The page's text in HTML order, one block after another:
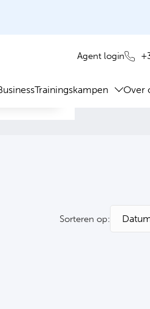
Agent login
Trainingskampen Over
Sorteren op: